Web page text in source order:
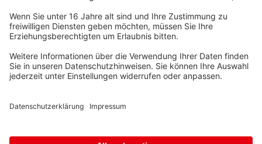
Fax +49 4498 88-900
info[att]waskoenig.de
Folgen Sie uns: